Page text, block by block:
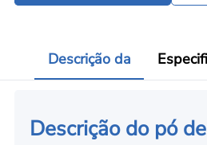
Descrição da
Descrição do pó